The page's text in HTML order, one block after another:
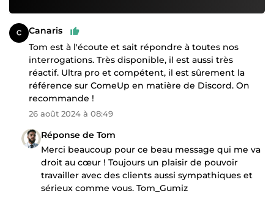
Canaris
Tom est à l'écoute et sait répondre à toutes nos
interrogations. Très disponible, il est aussi très
réactif. Ultra pro et compétent, il est sûrement la
référence sur ComeUp en matière de Discord. On
recommande !
26 août 2024 à 08:49
Réponse de Tom
Merci beaucoup pour ce beau message qui me va
droit au cœur ! Toujours un plaisir de pouvoir
travailler avec des clients aussi sympathiques et
sérieux comme vous. Tom_Gumiz